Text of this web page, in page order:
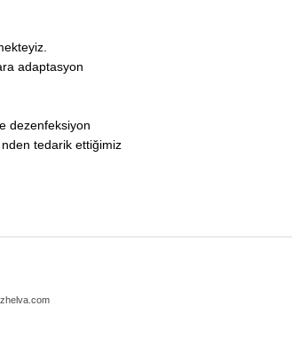
adaptasyon
dezenfeksiyon
tedarik ettiğimiz